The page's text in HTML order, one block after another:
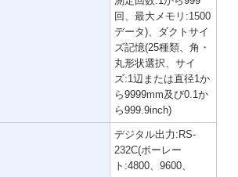
回、最大メモリ:1500
データ)、ダクトサイ
ズ記憶(25種類、角・
丸形状選択、サイ
ズ:1辺または直径1か
ら9999mm及び0.1か
ら999.9inch)
デジタル出力:RS-
232C(ボーレー
ト:4800、9600、